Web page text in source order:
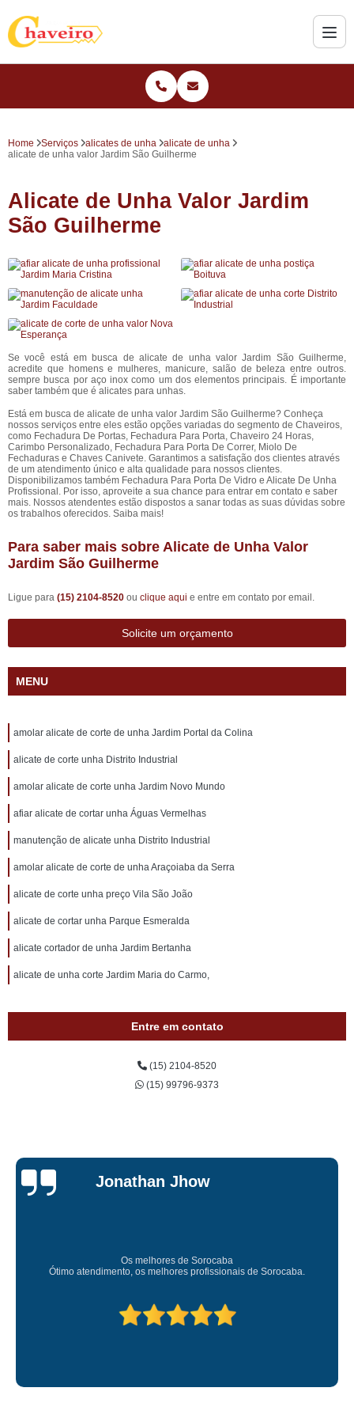
Home Serviços alicates de unha
alicate de unha
alicate de unha valor Jardim São Guilherme
Alicate de Unha Valor Jardim
São Guilherme
Se você está em busca de alicate de unha valor Jardim São Guilherme,
acredite que homens e mulheres, manicure, salão de beleza entre outros.
sempre busca por aço inox como um dos elementos principais. É importante
saber também que é alicates para unhas.
Está em busca de alicate de unha valor Jardim São Guilherme? Conheça
nossos serviços entre eles estão opções variadas do segmento de Chaveiros,
como Fechadura De Portas, Fechadura Para Porta, Chaveiro 24 Horas,
Carimbo Personalizado, Fechadura Para Porta De Correr, Miolo De
Fechaduras e Chaves Canivete. Garantimos a satisfação dos clientes através
de um atendimento único e alta qualidade para nossos clientes.
Disponibilizamos também Fechadura Para Porta De Vidro e Alicate De Unha
Profissional. Por isso, aproveite a sua chance para entrar em contato e saber
mais. Nossos atendentes estão dispostos a sanar todas as suas dúvidas sobre
os trabalhos oferecidos. Saiba mais!
Para saber mais sobre Alicate de Unha Valor
Jardim São Guilherme
Ligue para (15) 2104-8520 ou clique aqui e entre em contato por email.
Solicite um orçamento
MENU
amolar alicate de corte de unha Jardim Portal da Colina
alicate de corte unha Distrito Industrial
amolar alicate de corte unha Jardim Novo Mundo
afiar alicate de cortar unha Águas Vermelhas
manutenção de alicate unha Distrito Industrial
amolar alicate de corte de unha Araçoiaba da Serra
alicate de corte unha preço Vila São João
alicate de cortar unha Parque Esmeralda
alicate cortador de unha Jardim Bertanha
alicate de unha corte Jardim Maria do Carmo,
Entre em contato
(15) 2104-8520
(15) 99796-9373
Jessica
Carvalho
Super recomendo!
Amei o atendimento. Preco super bom. Superou minhas expectativas.
Deixou o meu bem super arrumadinhooo recomendo!